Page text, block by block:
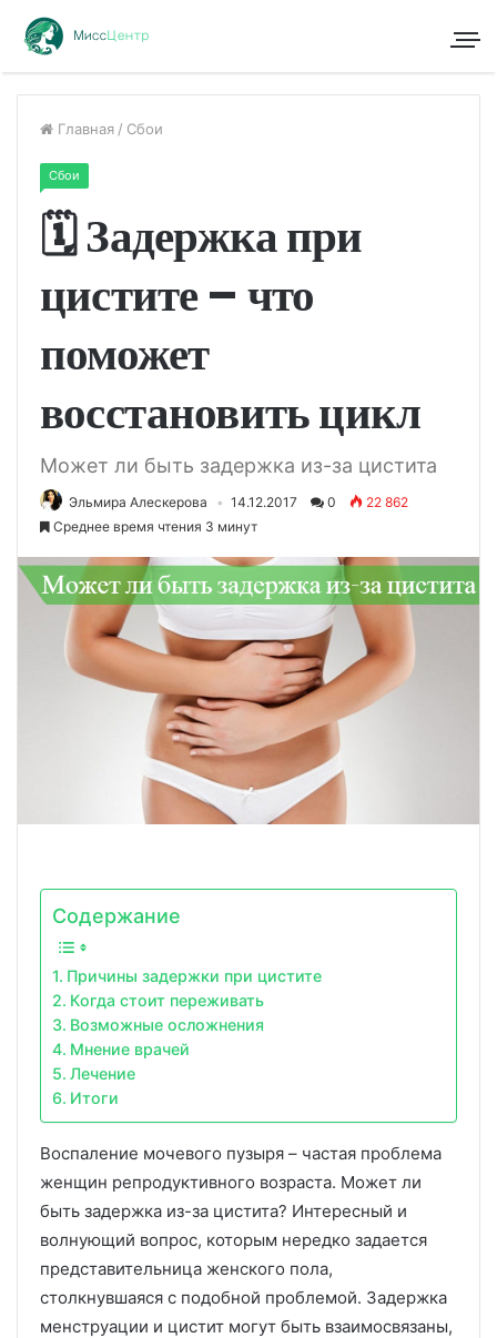
Главная / Сбои
Сбои
🗓 Задержка при
цистите – что
поможет
восстановить цикл
Может ли быть задержка из-за цистита
Эльмира Алескерова 14.12.2017 0
22 862
Среднее время чтения 3 минут
Содержание
Причины задержки при цистите
Когда стоит переживать
Возможные осложнения
Мнение врачей
Лечение
Итоги
Воспаление мочевого пузыря – частая проблема
женщин репродуктивного возраста. Может ли
быть задержка из-за цистита? Интересный и
волнующий вопрос, которым нередко задается
представительница женского пола,
столкнувшаяся с подобной проблемой. Задержка
менструации и цистит могут быть взаимосвязаны,